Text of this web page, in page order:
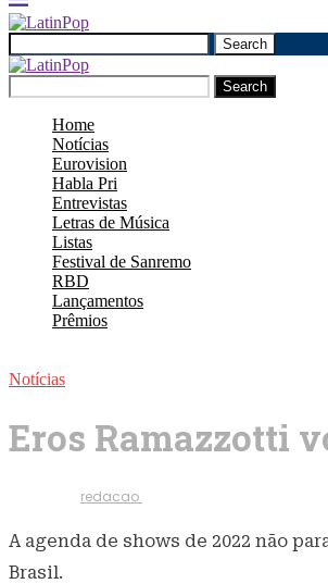
Search
Search
Home
Notícias
Eurovision
Habla Pri
Entrevistas
Letras de Música
Listas
Festival de Sanremo
RBD
Lançamentos
Prêmios
Notícias
Eros Ramazzotti
redacao
A agenda de shows de 2022 não
Brasil.